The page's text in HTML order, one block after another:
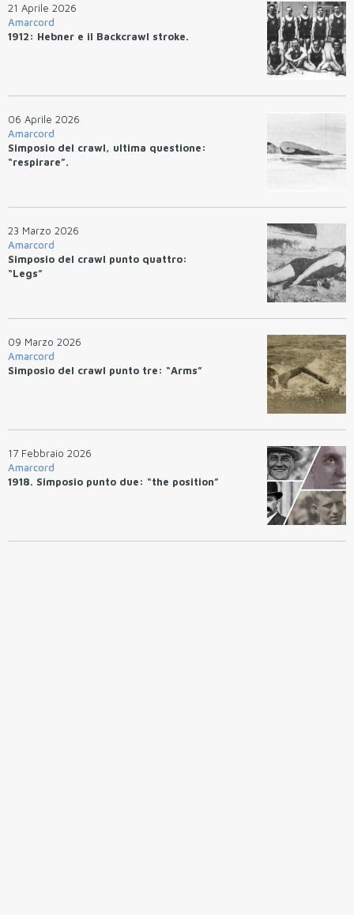
21 Aprile 2026
Amarcord
1912: Hebner e il Backcrawl stroke.
06 Aprile 2026
Amarcord
Simposio del crawl, ultima questione:
“respirare”.
23 Marzo 2026
Amarcord
Simposio del crawl punto quattro:
“Legs”
09 Marzo 2026
Amarcord
Simposio del crawl punto tre: “Arms”
17 Febbraio 2026
Amarcord
1918. Simposio punto due: “the position”